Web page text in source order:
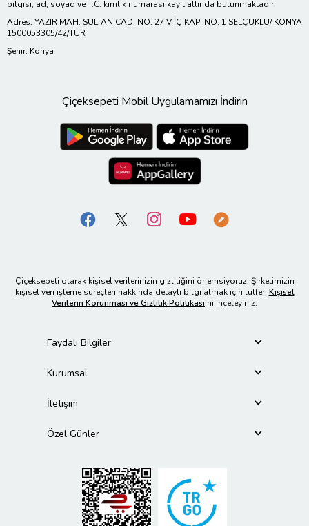
bilgisi, ad, soyad ve T.C. kimlik numarası kayıt altında bulunmaktadır.
Adres: YAZIR MAH. SULTAN CAD. NO: 27 V İÇ KAPI NO: 1 SELÇUKLU/ KONYA
1500053305/42/TUR
Şehir: Konya
Çiçeksepeti Mobil Uygulamamızı İndirin
Çiçeksepeti olarak kişisel verilerinizin gizliliğini önemsiyoruz. Şirketimizin
kişisel veri işleme süreçleri hakkında detaylı bilgi almak için lütfen Kişisel
Verilerin Korunması ve Gizlilik Politikası’nı inceleyiniz.
Faydalı Bilgiler
Kurumsal
İletişim
Özel Günler